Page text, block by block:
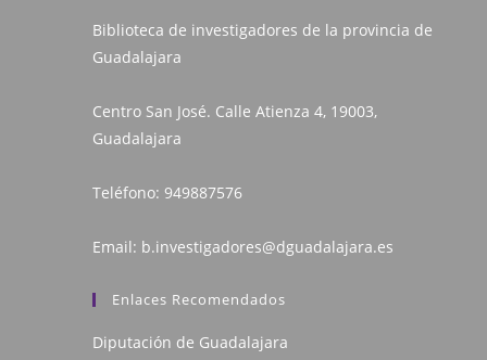
Biblioteca de investigadores de la provincia de
Guadalajara
Centro San José. Calle Atienza 4, 19003,
Guadalajara
Teléfono: 949887576
Email: b.investigadores@dguadalajara.es
Enlaces Recomendados
Diputación de Guadalajara